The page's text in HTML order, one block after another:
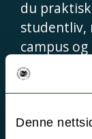
Denne
du
studentliv,
campus
spørsmål
For mer